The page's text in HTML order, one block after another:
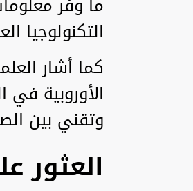
التكنولوجيا
كما أشار
الأوروبية
وتقني بين
العثور